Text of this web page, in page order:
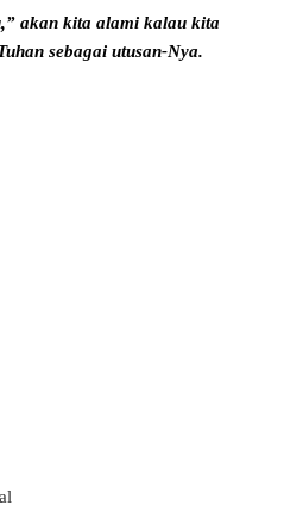
akan kita alami kalau kita
sebagai utusan-Nya.